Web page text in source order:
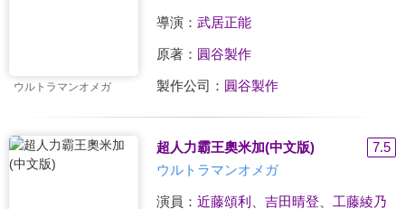
ウルトラマンオメガ
導演： 武居正能
原著： 圓谷製作
製作公司： 圓谷製作
超人力霸王奧米加(中文版)
7.5
ウルトラマンオメガ
演員： 近藤頌利 吉田晴登 工藤綾乃